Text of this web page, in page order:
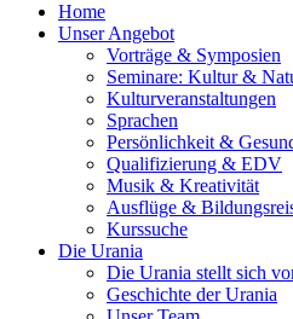
Home
Unser Angebot
Vorträge & Symposien
Seminare: Kultur &
Kulturveranstaltungen
Sprachen
Persönlichkeit &
Qualifizierung & EDV
Musik & Kreativität
Ausflüge &
Kurssuche
Die Urania
Die Urania stellt sich
Geschichte der Urania